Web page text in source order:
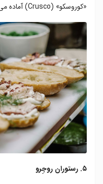
«کوروسکو» (Crusco) آماده می‌شود.
۵. رستوران روجِرو